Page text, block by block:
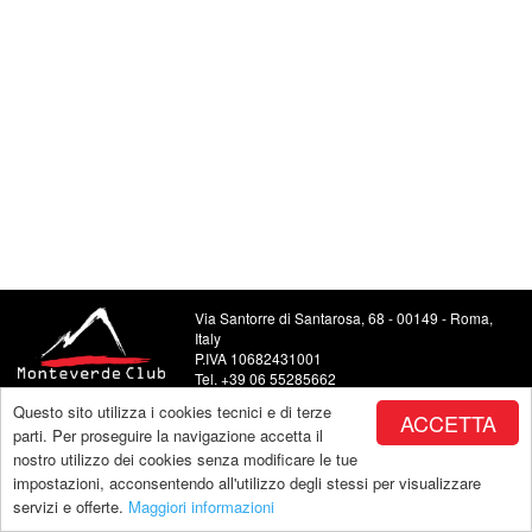
ACCETTA
Questo sito utilizza i cookies tecnici e di terze
parti. Per proseguire la navigazione accetta il
nostro utilizzo dei cookies senza modificare le tue
impostazioni, acconsentendo all'utilizzo degli stessi per visualizzare
servizi e offerte. Maggiori informazioni
Via Santorre di Santarosa, 68 - 00149 - Roma,
Italy
P.IVA 10682431001
Tel. +39 06 55285662
Food and Beverage +39 06 5504443
E-mail: info@monteverdeclub.it
Copyright by Monteverde |powered by Makeitapp